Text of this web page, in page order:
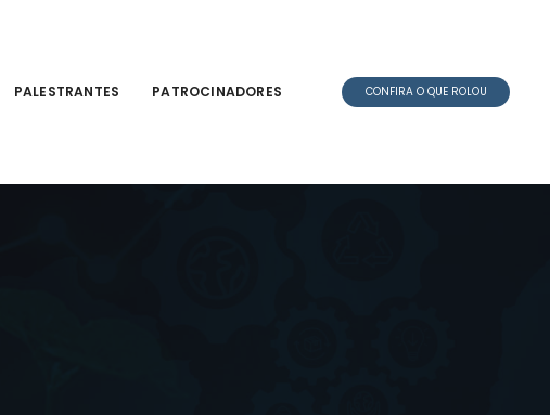
PALESTRANTES PATROCINADORES CONFIRA O QUE ROLOU